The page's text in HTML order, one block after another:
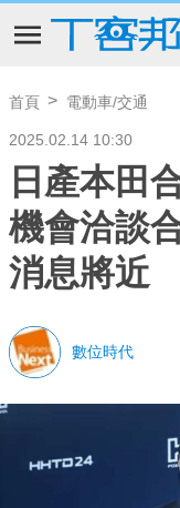
首頁 電動車/交通
2025.02.14 10:30
日產本田
機會洽談
消息將近
數位時代